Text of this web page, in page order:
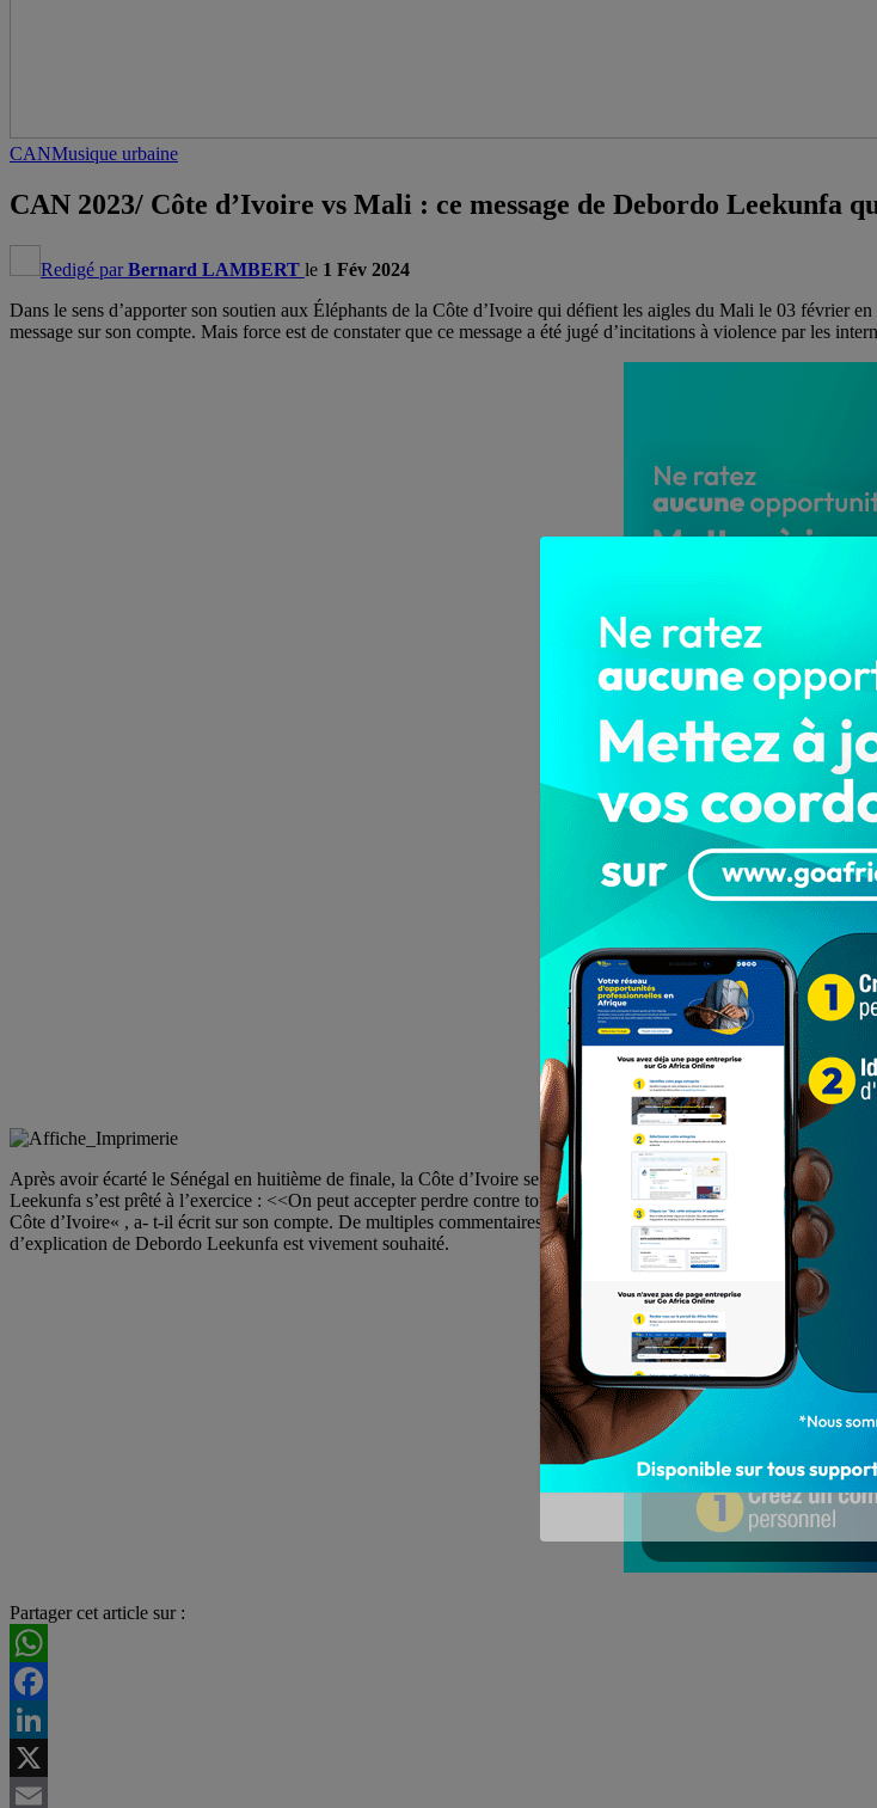
CANMusique urbaine
CAN 2023/ Côte d’Ivoire vs Mali : ce message de Debordo Leekunfa
Redigé par Bernard LAMBERT le 1 Fév 2024
Dans le sens d’apporter son soutien aux Éléphants de la Côte d’Ivoire qui défient les aigles du Mali le 03 février
message sur son compte. Mais force est de constater que ce message a été jugé d’incitations à violence par les
Après avoir écarté le Sénégal en huitième de finale, la Côte d’Ivoire se prépare pour affronter le Mali en quart de
Leekunfa s’est prêté à l’exercice : <<On peut accepter perdre contre tout le monde mais jamais contre le Mali.
Côte d’Ivoire« , a- t-il écrit sur son compte. De multiples commentaires ont suivi ce message et beaucoup pensent
d’explication de Debordo Leekunfa est vivement souhaité.
Partager cet article sur :
WhatsApp
Facebook
LinkedIn
X